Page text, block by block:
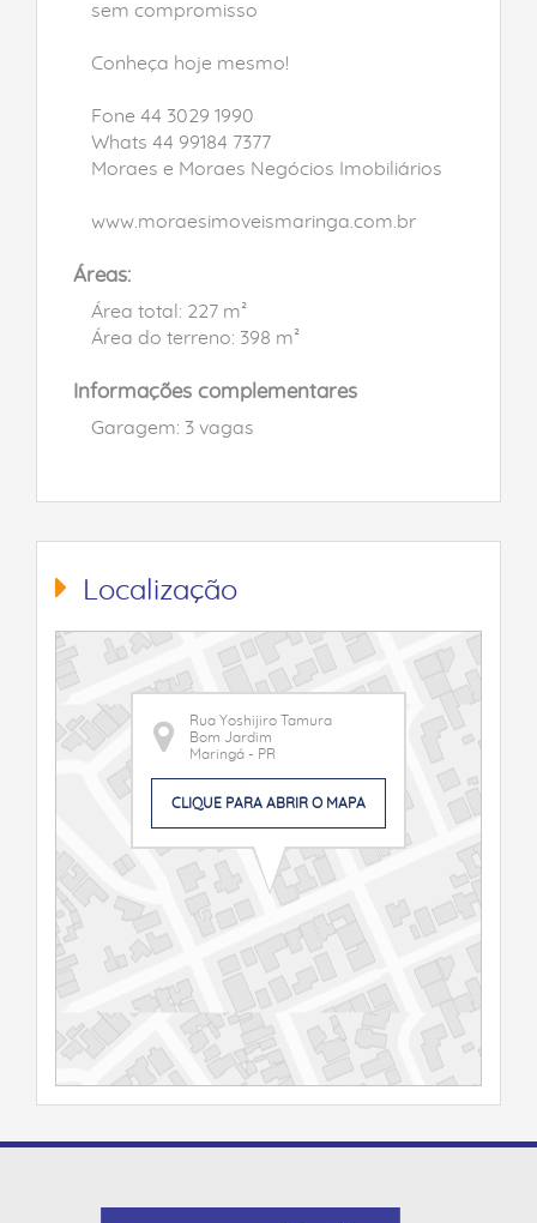
sem compromisso
Conheça hoje mesmo!
Fone 44 3029 1990
Whats 44 99184 7377
Moraes e Moraes Negócios Imobiliários
www.moraesimoveismaringa.com.br
Áreas:
Área total: 227 m²
Área do terreno: 398 m²
Informações complementares
Garagem: 3 vagas
Localização
Rua Yoshijiro Tamura
Bom Jardim
Maringá - PR
CLIQUE PARA ABRIR O MAPA